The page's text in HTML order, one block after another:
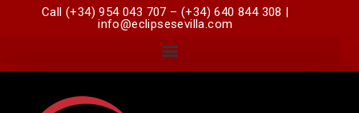
Call (+34) 954 043 707 – (+34) 640 844 308 |
info@eclipsesevilla.com